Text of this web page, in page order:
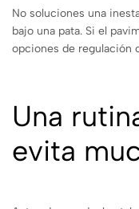
No soluciones una
bajo una pata. Si el
opciones de regulación
Una
evita